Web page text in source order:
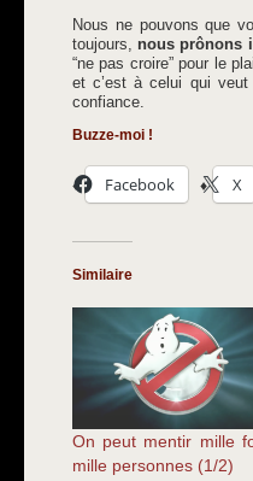
Nous ne pouvons que
toujours, nous prônons
“ne pas croire” pour le
et c’est à celui qui
confiance.
Buzze-moi !
Facebook X
Similaire
On peut mentir mille
mille personnes (1/2)